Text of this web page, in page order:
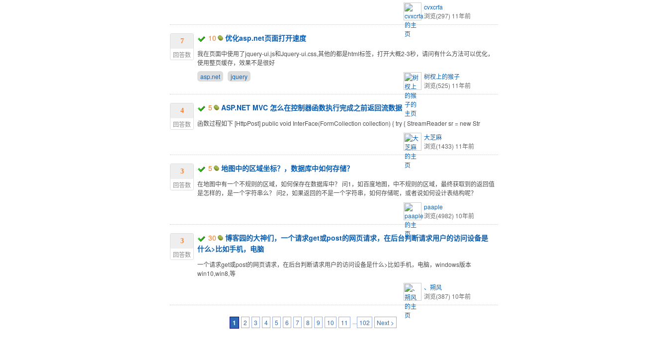
cvxcrfa
浏览(297) 11年前
7
回答数
10 优化asp.net页面打开速度
我在页面中使用了jquery-ui.js和Jquery-ui.css,其他的都是html标签，打开大概2-3秒，请问有什么方法可以优化，
使用整页缓存，效果不是很好
asp.net
jquery
树杈上的猴子
浏览(525) 11年前
4
回答数
5 ASP.NET MVC 怎么在控制器函数执行完成之前返回流数据
函数过程如下 [HttpPost] public void InterFace(FormCollection collection) { try { StreamReader sr = new Str
大芝麻
浏览(1433) 11年前
3
回答数
5 地图中的区域坐标？，数据库中如何存储？
在地图中有一个不规则的区域，如何保存在数据库中？ 问1，如百度地图，中不规则的区域，最终获取到的返回值
是怎样的，是一个字符串么？ 问2，如果返回的不是一个字符串，如何存储呢，或者说如何设计表结构呢？
paaple
浏览(4982) 10年前
3
回答数
30
博客园的大神们，一个请求get或post的网页请求，在后台判断请求用户的访问设备是
什么>比如手机，电脑
一个请求get或post的网页请求，在后台判断请求用户的访问设备是什么>比如手机，电脑，windows版本
win10,win8,等
、朔风
浏览(387) 10年前
1 2 3 4 5 6 7 8 9 10 11 ··· 102 Next >